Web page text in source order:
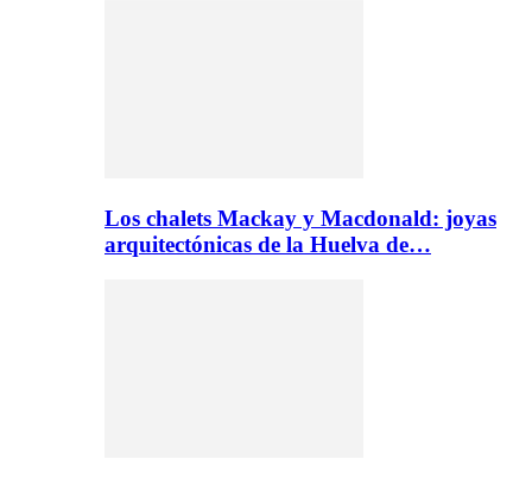
Los chalets Mackay y Macdonald: joyas
arquitectónicas de la Huelva de…